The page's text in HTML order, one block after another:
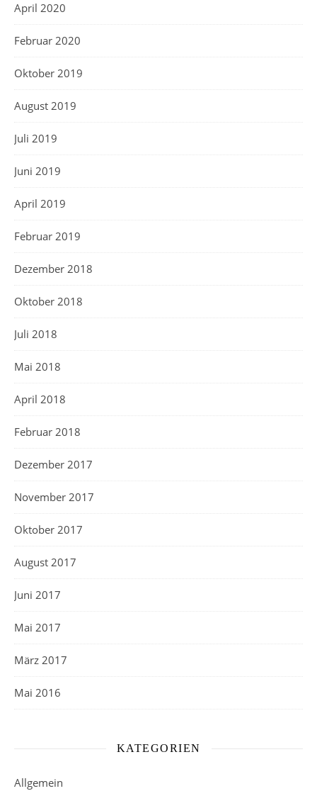
April 2020
Februar 2020
Oktober 2019
August 2019
Juli 2019
Juni 2019
April 2019
Februar 2019
Dezember 2018
Oktober 2018
Juli 2018
Mai 2018
April 2018
Februar 2018
Dezember 2017
November 2017
Oktober 2017
August 2017
Juni 2017
Mai 2017
März 2017
Mai 2016
KATEGORIEN
Allgemein